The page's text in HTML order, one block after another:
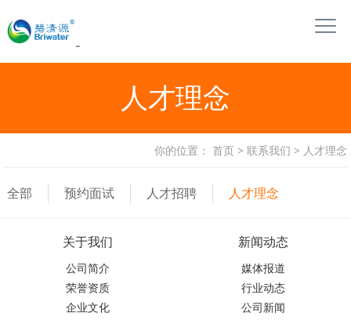
人才理念
你的位置： 首页 > 联系我们 > 人才理念
全部 预约面试 人才招聘 人才理念
关于我们
公司简介
荣誉资质
企业文化
新闻动态
媒体报道
行业动态
公司新闻